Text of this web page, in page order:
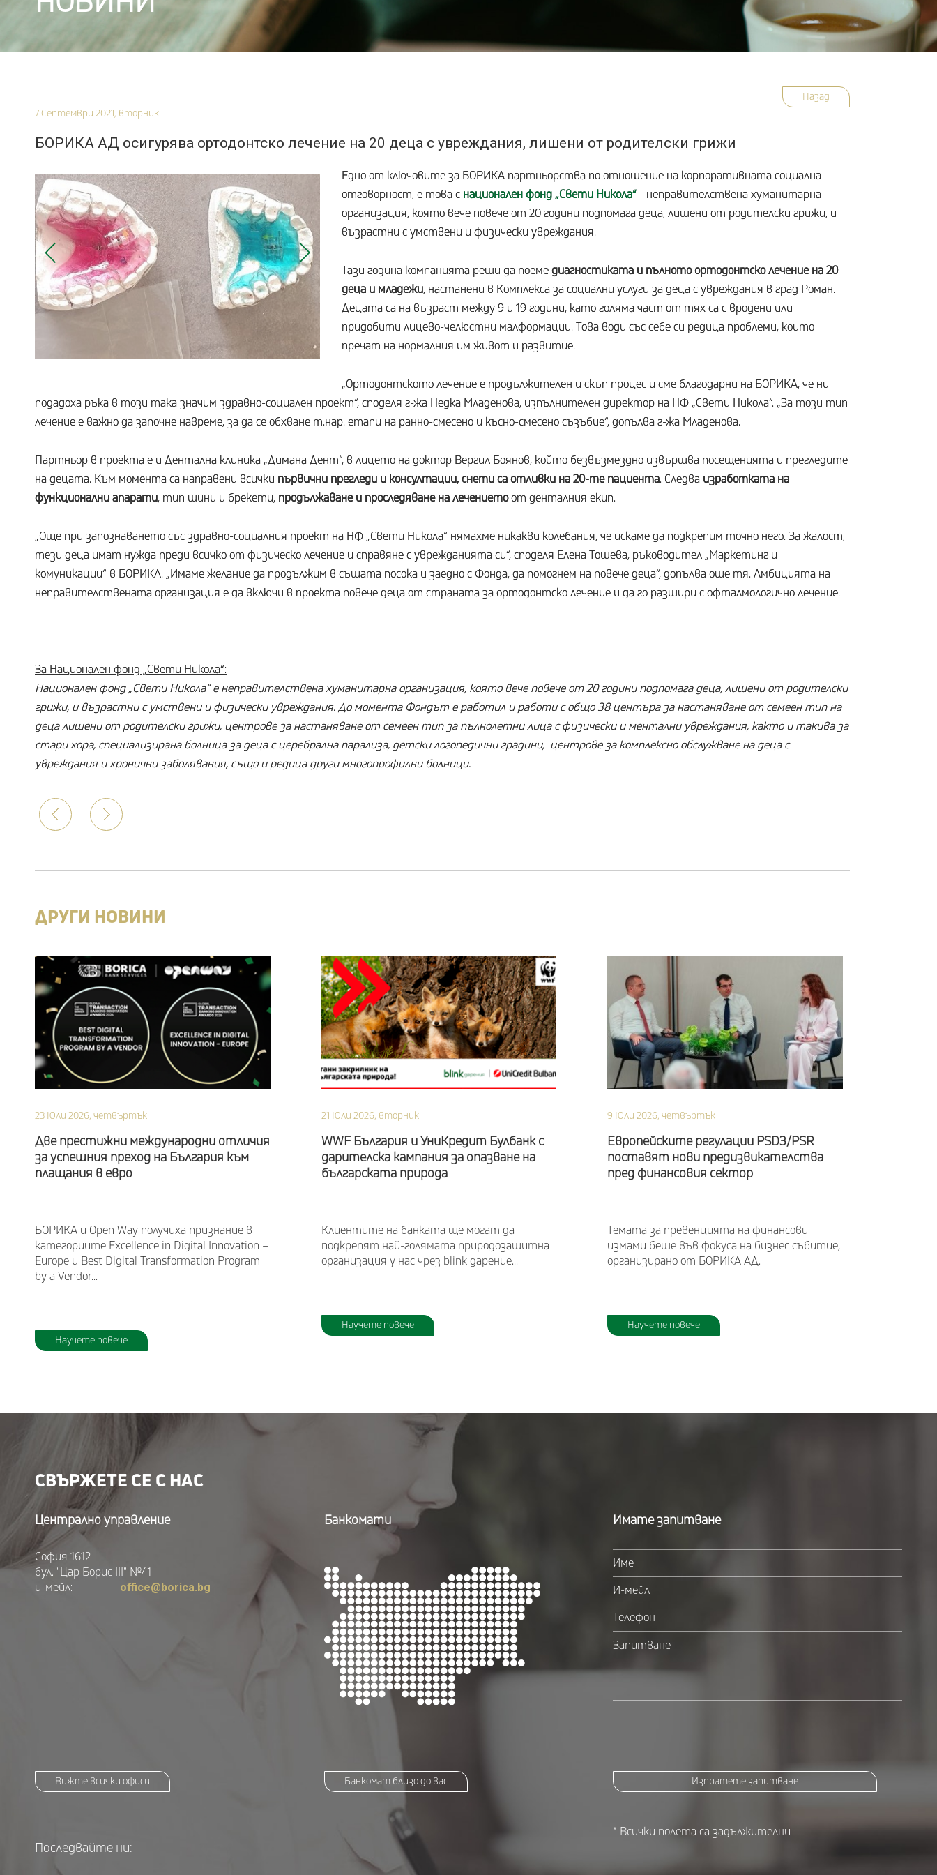
Назад
7 Септември 2021, вторник
БОРИКА АД осигурява ортодонтско лечение на 20 деца с увреждания, лишени от родителски грижи
Prev Следваща
Едно от ключовите за БОРИКА партньорства по отношение на корпоративната социална
отговорност, е това с национален фонд „Свети Никола“ - неправителствена хуманитарна
организация, която вече повече от 20 години подпомага деца, лишени от родителски грижи, и
възрастни с умствени и физически увреждания.
Тази година компанията реши да поеме диагностиката и пълното ортодонтско лечение на 20
деца и младежи, настанени в Комплекса за социални услуги за деца с увреждания в град Роман.
Децата са на възраст между 9 и 19 години, като голяма част от тях са с вродени или
придобити лицево-челюстни малформации. Това води със себе си редица проблеми, които
пречат на нормалния им живот и развитие.
„Ортодонтското лечение е продължителен и скъп процес и сме благодарни на БОРИКА, че ни
подадоха ръка в този така значим здравно-социален проект“, споделя г-жа Недка Младенова, изпълнителен директор на НФ „Свети Никола“. „За този тип
лечение е важно да започне навреме, за да се обхване т.нар. етапи на ранно-смесено и късно-смесено съзъбие“, допълва г-жа Младенова.
Партньор в проекта е и Дентална клиника „Димана Дент“, в лицето на доктор Вергил Боянов, който безвъзмездно извършва посещенията и прегледите
на децата. Към момента са направени всички първични прегледи и консултации, снети са отливки на 20-те пациента. Следва изработката на
функционални апарати, тип шини и брекети, продължаване и проследяване на лечениетоот денталния екип.
„Още при запознаването със здравно-социалния проект на НФ „Свети Никола“ нямахме никакви колебания, че искаме да подкрепим точно него. За жалост,
тези деца имат нужда преди всичко от физическо лечение и справяне с уврежданията си“, споделя Елена Тошева, ръководител „Маркетинг и
комуникации“ в БОРИКА. „Имаме желание да продължим в същата посока и заедно с Фонда, да помогнем на повече деца“, допълва още тя. Амбицията на
неправителствената организация е да включи в проекта повече деца от страната за ортодонтско лечение и да го разшири с офталмологично лечение.
За Национален фонд „Свети Никола“:
Национален фонд „Свети Никола“ е неправителствена хуманитарна организация, която вече повече от 20 години подпомага деца, лишени от родителски
грижи, и възрастни с умствени и физически увреждания. До момента Фондът е работил и работи с общо 38 центъра за настаняване от семеен тип на
деца лишени от родителски грижи, центрове за настаняване от семеен тип за пълнолетни лица с физически и ментални увреждания, както и такива за
стари хора, специализирана болница за деца с церебрална парализа, детски логопедични градини, центрове за комплексно обслужване на деца с
увреждания и хронични заболявания, също и редица други многопрофилни болници.
Prev Следваща
ДРУГИ НОВИНИ
23 Юли 2026, четвъртък
Две престижни международни отличия
за успешния преход на България към
плащания в евро
БОРИКА и Ореn Way получиха признание в
категориите Excellence in Digital Innovation –
Europe и Best Digital Transformation Program
by a Vendor...
Научете повече
21 Юли 2026, вторник
WWF България и УниКредит Булбанк с
дарителска кампания за опазване на
българската природа
Клиентите на банката ще могат да
подкрепят най-голямата природозащитна
организация у нас чрез blink дарение...
Научете повече
9 Юли 2026, четвъртък
Европейските регулации PSD3/PSR
поставят нови предизвикателства
пред финансовия сектор
Темата за превенцията на финансови
измами беше във фокуса на бизнес събитие,
организирано от БОРИКА АД.
Научете повече
СВЪРЖЕТЕ СЕ С НАС
Централно управление
София 1612
бул. "Цар Борис III" №41
и-мейл:
office@borica.bg
Вижте всички офиси
Последвайте ни:
Банкомати
Банкомат близо до вас
Имате запитване
Изпратете запитване
* Всички полета са задължителни